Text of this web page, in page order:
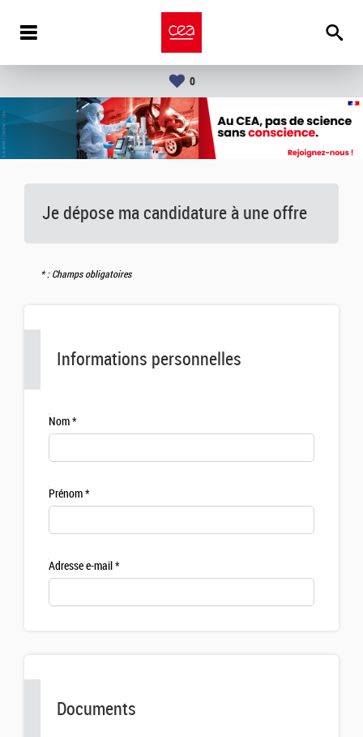
0
Je dépose ma candidature à une offre
: Champs obligatoires
Documents
Informations personnelles
Nom
Prénom
Adresse e-mail